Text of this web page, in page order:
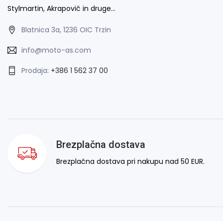
Stylmartin, Akrapovič in druge…
Blatnica 3a, 1236 OIC Trzin
info@moto-as.com
Prodaja: +386 1 562 37 00
Brezplačna dostava
Brezplačna dostava pri nakupu nad 50 EUR.